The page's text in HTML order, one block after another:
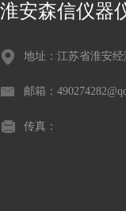
淮安森信仪器
地址：江苏省淮安
邮箱：
传真：